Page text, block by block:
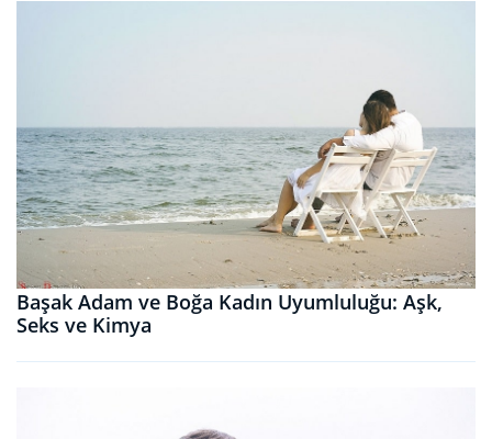
Başak Adam ve Boğa Kadın Uyumluluğu: Aşk,
Seks ve Kimya